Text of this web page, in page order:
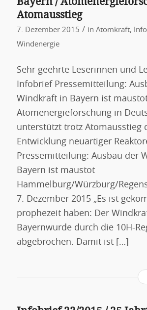
Atomausstieg
7. Dezember 2015 / in Atomkraft,
Windenergie
Sehr geehrte Leserinnen und
Infobrief Pressemitteilung:
Windkraft in Bayern ist
Atomenergieforschung in
unterstützt trotz Atomausstieg
Entwicklung neuartiger
Pressemitteilung: Ausbau der
Bayern ist maustot
Hammelburg/Würzburg/
7. Dezember 2015 „Es ist
prophezeit haben: Der
Bayernwurde durch die 10H-
abgebrochen. Damit ist […]